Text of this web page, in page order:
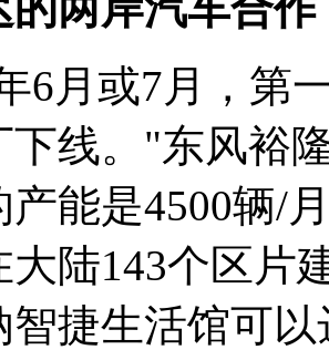
6月或7月，第
下线。"东风裕
产能是4500辆/
大陆143个区片
智捷生活馆可